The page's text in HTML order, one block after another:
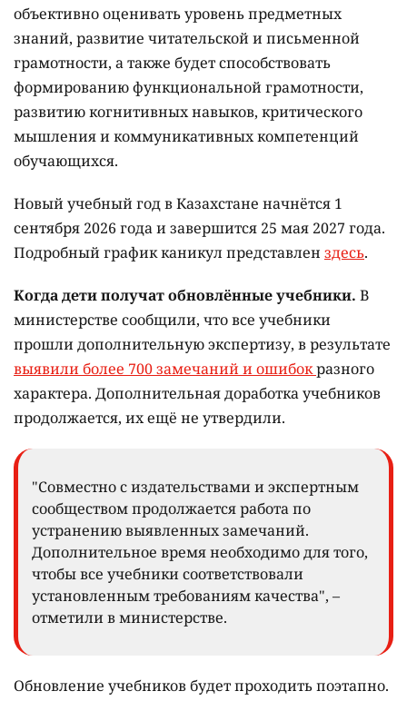
объективно оценивать уровень предметных
знаний, развитие читательской и письменной
грамотности, а также будет способствовать
формированию функциональной грамотности,
развитию когнитивных навыков, критического
мышления и коммуникативных компетенций
обучающихся.
Новый учебный год в Казахстане начнётся 1
сентября 2026 года и завершится 25 мая 2027 года.
Подробный график каникул представлен здесь.
Когда дети получат обновлённые учебники. В
министерстве сообщили, что все учебники
прошли дополнительную экспертизу, в результате
выявили более 700 замечаний и ошибокразного
характера. Дополнительная доработка учебников
продолжается, их ещё не утвердили.
"Совместно с издательствами и экспертным
сообществом продолжается работа по
устранению выявленных замечаний.
Дополнительное время необходимо для того,
чтобы все учебники соответствовали
установленным требованиям качества", –
отметили в министерстве.
Обновление учебников будет проходить поэтапно.